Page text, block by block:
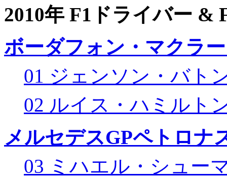
2010年 F1ドライバー &
ボーダフォン・マクラ
01 ジェンソン・バト
02 ルイス・ハミルト
メルセデスGPペトロナ
03 ミハエル・シュー